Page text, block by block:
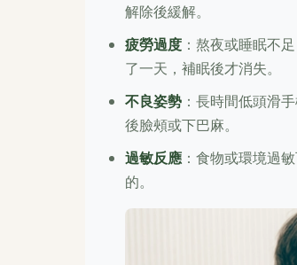
解除後緩解。
疲勞過度 ：熬夜或睡眠不
了一天，補眠後才消失。
不良姿勢 ：長時間低頭滑
後臉頰或下巴麻。
過敏反應 ：食物或環境過
的。